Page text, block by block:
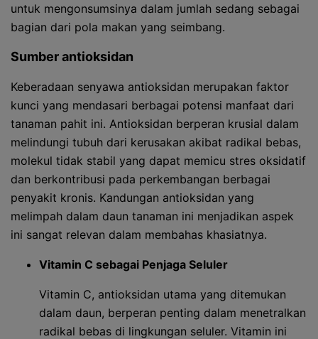
untuk mengonsumsinya dalam jumlah sedang sebagai
bagian dari pola makan yang seimbang.
Sumber antioksidan
Keberadaan senyawa antioksidan merupakan faktor
kunci yang mendasari berbagai potensi manfaat dari
tanaman pahit ini. Antioksidan berperan krusial dalam
melindungi tubuh dari kerusakan akibat radikal bebas,
molekul tidak stabil yang dapat memicu stres oksidatif
dan berkontribusi pada perkembangan berbagai
penyakit kronis. Kandungan antioksidan yang
melimpah dalam daun tanaman ini menjadikan aspek
ini sangat relevan dalam membahas khasiatnya.
Vitamin C sebagai Penjaga Seluler
Vitamin C, antioksidan utama yang ditemukan
dalam daun, berperan penting dalam menetralkan
radikal bebas di lingkungan seluler. Vitamin ini